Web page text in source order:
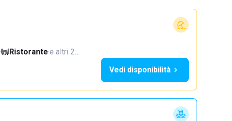
· Ristorante·e altri 2…
Vedi disponibilità